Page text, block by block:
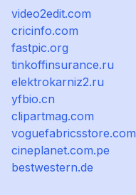
video2edit.com
cricinfo.com
fastpic.org
tinkoffinsurance.ru
elektrokarniz2.ru
yfbio.cn
clipartmag.com
voguefabricsstore.com
cineplanet.com.pe
bestwestern.de